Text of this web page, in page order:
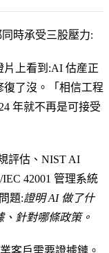
時承受三股壓力:
片上看到:AI 估産正
了沒。「相信工程
年就不再是可接受
評估、NIST AI
42001 管理系統
題:證明 AI 做了什
針對哪條政策。
客戶需要證據鏈。